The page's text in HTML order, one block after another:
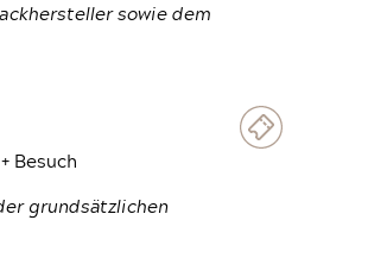
sowie dem
Besuch
grundsätzlichen